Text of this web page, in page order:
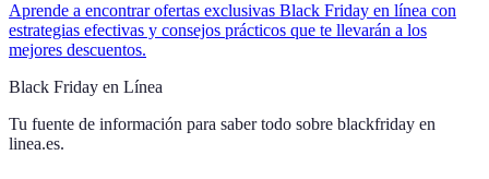
Aprende a encontrar ofertas exclusivas Black Friday en línea con
estrategias efectivas y consejos prácticos que te llevarán a los
mejores descuentos.
Black Friday en Línea
Tu fuente de información para saber todo sobre blackfriday en
linea.es.